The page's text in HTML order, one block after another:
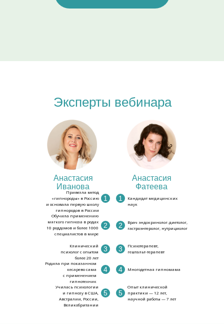
Анастасия
Фатеева
Анастасия
Иванова
1
Привезла метод
«гипнороды» в Россию
и основала первую школу
гипнородов в России
Родила при показанном
кесарево сама
с применением
гипнотехник
4 Многодетная гипномама
4
1
Кандидат медицинских
наук
Обучила применению
мягкого гипноза в родах
10 роддомов и более 1000
специалистов в мире
2
Училась психологии
и гипнозу в США,
Австралии, России,
Великобритании
5
Клинический
психолог с опытом
более 20 лет
3
Врач эндокринолог-диетолог,
гастроэнтеролог, нутрициолог
2
Опыт клинической
практики — 12 лет,
научной работы — 7 лет
5
Психотерапевт,
гештальт-терапевт
3
Эксперты вебинара